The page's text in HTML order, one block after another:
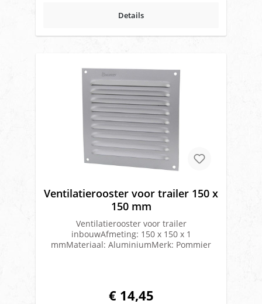
Details
Ventilatierooster voor trailer 150 x
150 mm
Ventilatierooster voor trailer
inbouwAfmeting: 150 x 150 x 1
mmMateriaal: AluminiumMerk: Pommier
€ 14,45